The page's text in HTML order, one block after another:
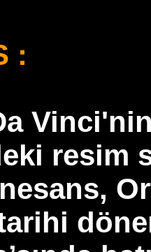
:
resim